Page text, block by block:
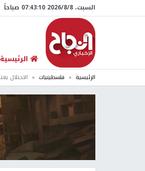
السبت، 8/‏8/‏2026 07:43:11 صباحاً
الرئيسية
الرئيسية فلسطينيات الاحتلال